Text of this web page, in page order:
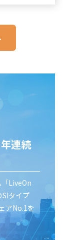
連続
LiveOn
SIタイプ
アNo.1を